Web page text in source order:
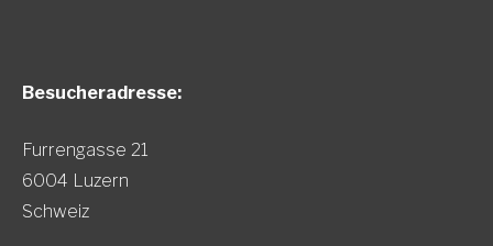
Besucheradresse:
Furrengasse 21
6004 Luzern
Schweiz